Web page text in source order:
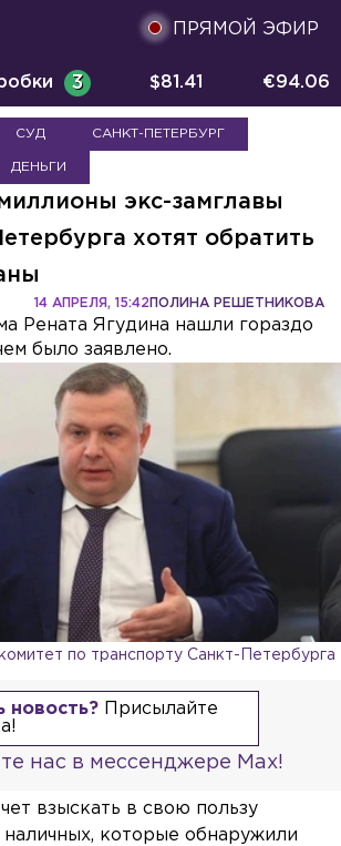
ПРЯМОЙ ЭФИР
3 $81.41 €94.06
СУД САНКТ-ПЕТЕРБУРГ
ДЕНЬГИ
экс-замглавы
хотят обратить
ПОЛИНА РЕШЕТНИКОВА
14 АПРЕЛЯ, 15:42
Рената Ягудина нашли гораздо
было заявлено.
по транспорту Санкт-Петербурга
новость?Присылайте
нас в мессенджере Max!
взыскать в свою пользу
которые обнаружили